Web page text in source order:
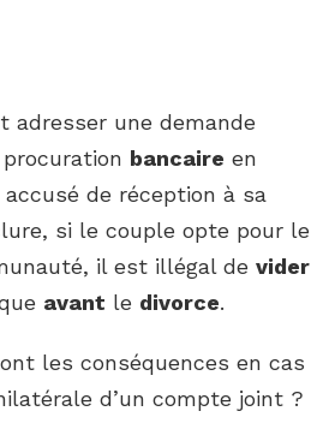
adresser une demande
bancaire en
de réception à sa
si le couple opte pour le
il est illégal de vider
avant le divorce.
les conséquences en cas
d’un compte joint ?